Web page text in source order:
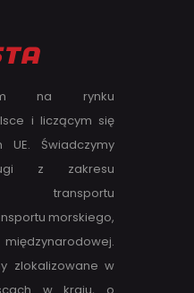
na rynku
i liczącym się
Świadczymy
z zakresu
morskiego,
zlokalizowane w
w kraju, o